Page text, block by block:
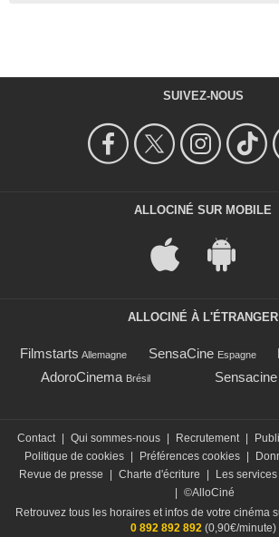
SUIVEZ-NOUS
ALLOCINÉ SUR MOBILE
ALLOCINÉ À L'ÉTRANGER
Filmstarts Allemagne SensaCine Espagne
AdoroCinema Brésil
Contact | Qui sommes-nous | Recrutement |
Politique de cookies | Préférences cookies |
Revue de presse
| Charte d'écriture | Les
| ©AlloCiné
Retrouvez tous les horaires et infos de votre cinéma
0 892 892 892 (0,90€/minute)